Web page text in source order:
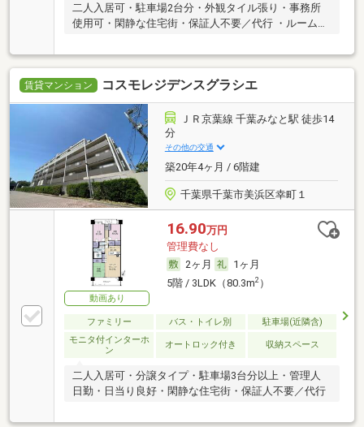
二人入居可・駐車場2台分・外観タイル張り・事務所
使用可・閑静な住宅街・保証人不要／代行 ・ルームシ
賃貸マンション コスモレジデンスグラシエ
ＪＲ京葉線 千葉みなと駅 徒歩14
分
その他の交通
築20年4ヶ月 / 6階建
千葉県千葉市美浜区幸町１
動画あり
16.90万円
管理費なし
2ヶ月
1ヶ月
5階 / 3LDK（80.3m2）
ファミリー バス・トイレ別
駐車場(近隣含)
モニタ付インターホ
ン
オートロック付き 収納スペース
二人入居可・分譲タイプ・駐車場3台分以上・管理人
日勤・日当り良好・閑静な住宅街・保証人不要／代行